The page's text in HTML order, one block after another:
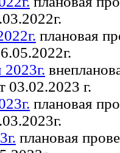
плановая
2023г.
г.
плановая
плановая